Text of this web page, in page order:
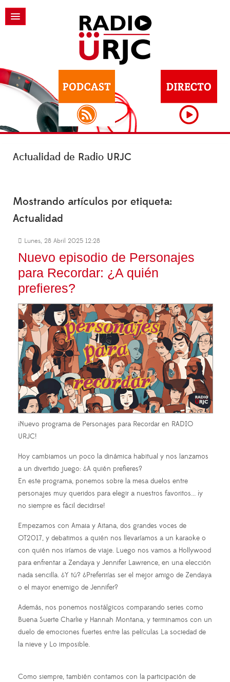
Actualidad de Radio URJC
Mostrando artículos por etiqueta:
Actualidad
Lunes, 28 Abril 2025 12:28
Nuevo episodio de Personajes
para Recordar: ¿A quién
prefieres?
¡Nuevo programa de Personajes para Recordar en RADIO
URJC!
Hoy cambiamos un poco la dinámica habitual y nos lanzamos
a un divertido juego: ¿A quién prefieres?
En este programa, ponemos sobre la mesa duelos entre
personajes muy queridos para elegir a nuestros favoritos... ¡y
no siempre es fácil decidirse!
Empezamos con Amaia y Aitana, dos grandes voces de
OT2017, y debatimos a quién nos llevaríamos a un karaoke o
con quién nos iríamos de viaje. Luego nos vamos a Hollywood
para enfrentar a Zendaya y Jennifer Lawrence, en una elección
nada sencilla. ¿Y tú? ¿Preferirías ser el mejor amigo de Zendaya
o el mayor enemigo de Jennifer?
Además, nos ponemos nostálgicos comparando series como
Buena Suerte Charlie y Hannah Montana, y terminamos con un
duelo de emociones fuertes entre las películas La sociedad de
la nieve y Lo imposible.
Como siempre, también contamos con la participación de